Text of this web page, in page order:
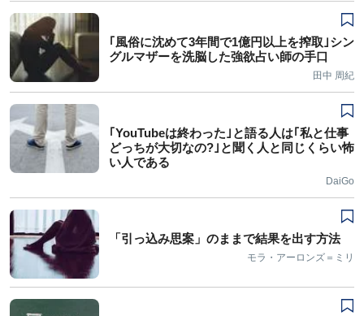
｢風俗に沈めて3年間で1億円以上を搾取｣シン
グルマザーを洗脳した強欲占い師の手口
田中 周紀
｢YouTubeは終わった｣と語る人は｢私と仕事
どっちが大切なの?｣と聞く人と同じくらい怖
い人である
DaiGo
「引っ込み思案」のままで結果を出す方法
モラ・アーロンズ＝ミリ